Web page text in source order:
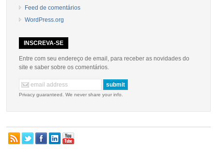
Feed de comentários
WordPress.org
INSCREVA-SE
Entre com seu endereço de email, para receber as novidades do
site e saber sobre os comentários.
Privacy guaranteed. We never share your info.